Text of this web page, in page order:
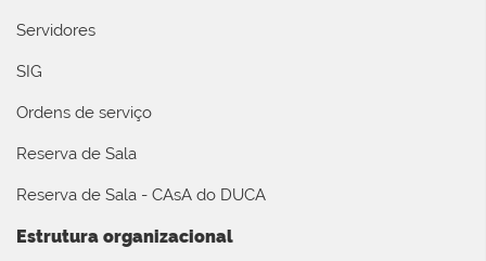
Servidores
SIG
Ordens de serviço
Reserva de Sala
Reserva de Sala - CAsA do DUCA
Estrutura organizacional